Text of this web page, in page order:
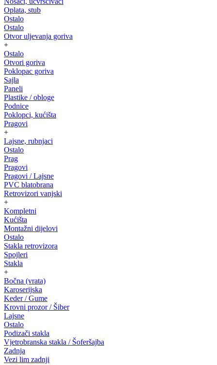
Oplata, stub
Ostalo
Ostalo
Otvor uljevanja goriva
+
Ostalo
Otvori goriva
Poklopac goriva
Sajla
Paneli
Plastike / obloge
Podnice
Poklopci, kućišta
Pragovi
+
Lajsne, rubnjaci
Ostalo
Prag
Pragovi
Pragovi / Lajsne
PVC blatobrana
Retrovizori vanjski
+
Kompletni
Kućišta
Montažni dijelovi
Ostalo
Stakla retrovizora
Spojleri
Stakla
+
Bočna (vrata)
Karoserijska
Keder / Gume
Krovni prozor / Šiber
Lajsne
Ostalo
Podizači stakla
Vjetrobranska stakla / Šoferšajba
Zadnja
Vezi lim zadnji